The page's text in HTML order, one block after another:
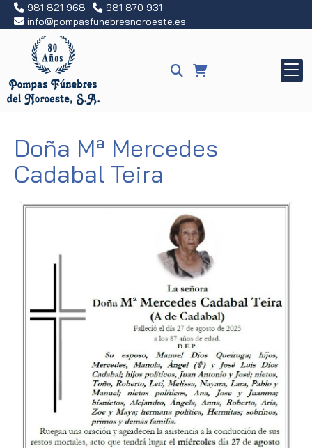
981 821 968
981 870 931
info
pompasfunebresnoroeste.es
Doña Mª Mercedes
Cadabal Teira